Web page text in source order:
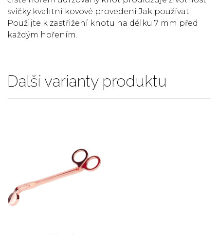
svíčky kvalitní kovové provedení Jak používat:
Použijte k zastřižení knotu na délku 7 mm před
každým hořením.
Další varianty produktu